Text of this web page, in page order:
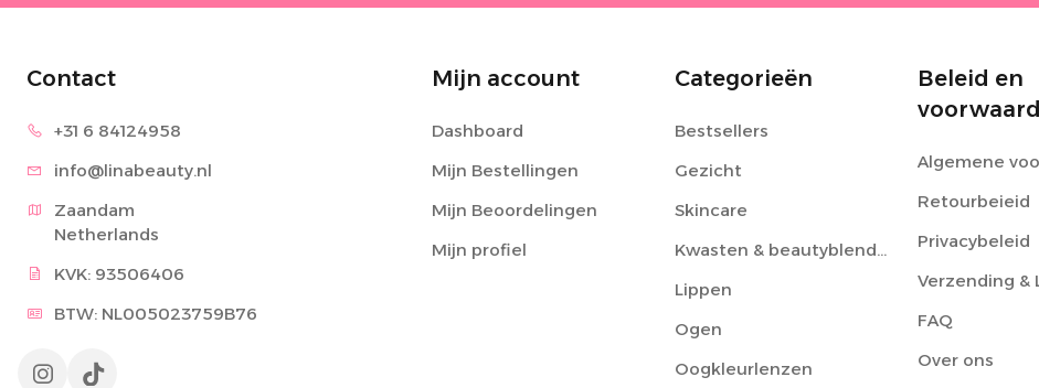
Contact
+31 6 84124958
info@linabeauty.nl
Zaandam
Netherlands
KVK: 93506406
BTW: NL005023759B76
Mijn account
Dashboard
Mijn Bestellingen
Mijn Beoordelingen
Mijn profiel
Categorieën
Bestsellers
Gezicht
Skincare
Kwasten & beautyblenders
Lippen
Ogen
Oogkleurlenzen
Beleid en
Algemene
Retourbeieid
Privacybeleid
Verzending &
FAQ
Over ons